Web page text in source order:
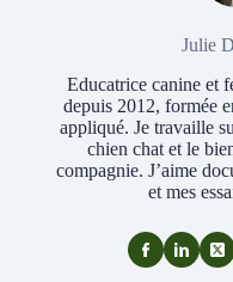
Julie
Educatrice canine et
depuis 2012, formée
appliqué. Je travaille
chien chat et le
compagnie. J’aime
et mes